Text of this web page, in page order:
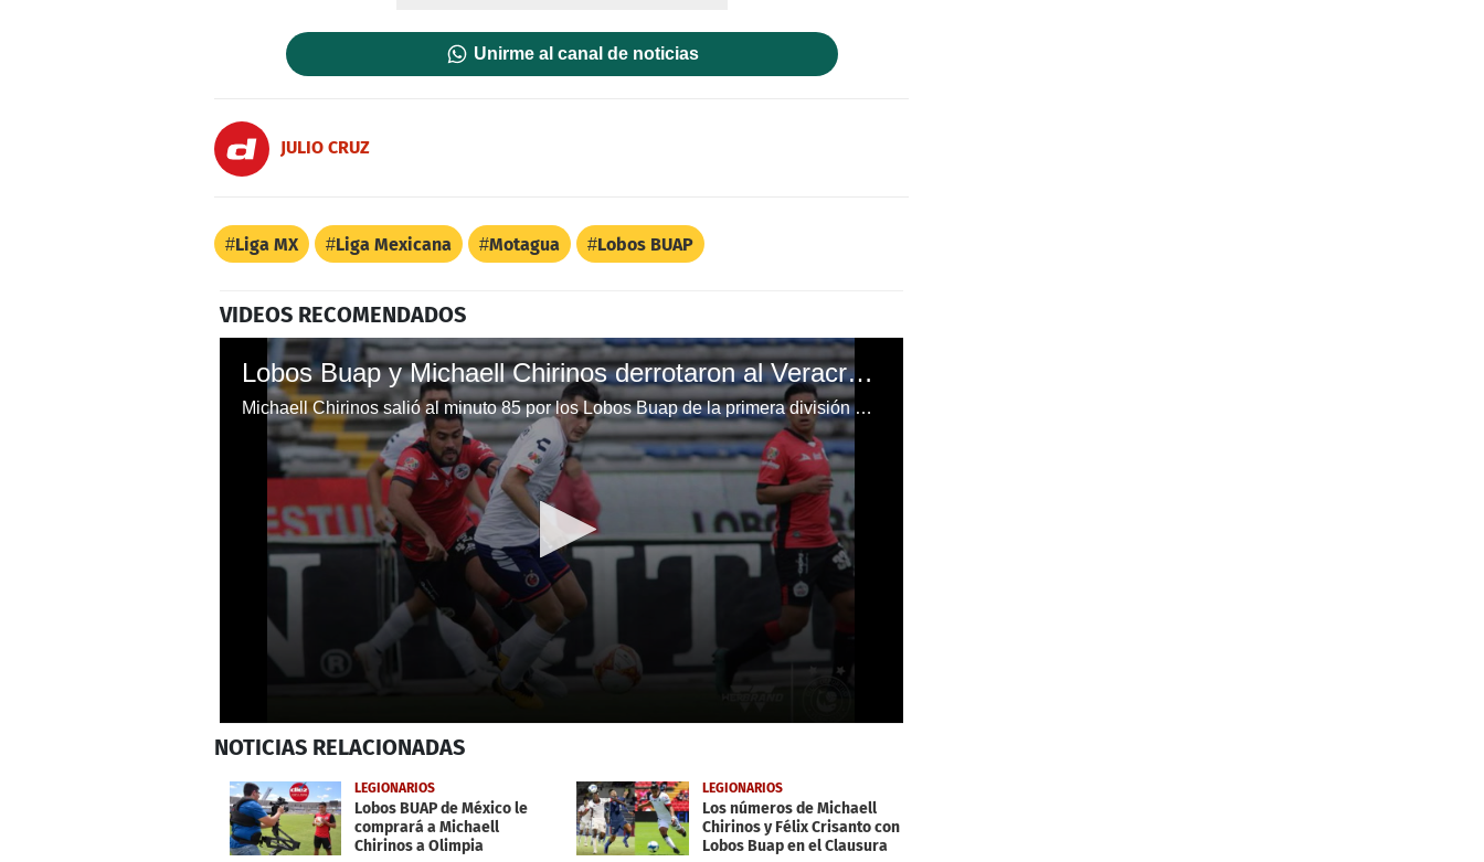
Unirme al canal de noticias
JULIO CRUZ
Liga MX Liga Mexicana Motagua Lobos BUAP
VIDEOS RECOMENDADOS
Lobos Buap y Michaell Chirinos derrotaron al Veracruz por la Liga MX
Michaell Chirinos salió al minuto 85 por los Lobos Buap de la primera división de México en el triunfo ante Veracruz.
seconds
46
secondsVolume
0%
NOTICIAS RELACIONADAS
LEGIONARIOS
Lobos BUAP de México le
comprará a Michaell
Chirinos a Olimpia
LEGIONARIOS
Los números de Michaell
Chirinos y Félix Crisanto con
Lobos Buap en el Clausura